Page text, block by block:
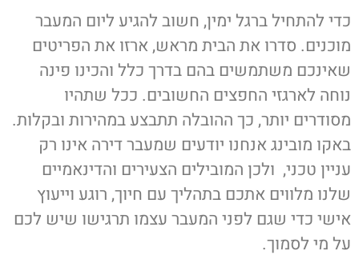
כדי להתחיל ברגל ימין, חשוב להגיע ליום המעבר
מוכנים. סדרו את הבית מראש, ארזו את הפריטים
שאינכם משתמשים בהם בדרך כלל והכינו פינה
נוחה לארגזי החפצים החשובים. ככל שתהיו
מסודרים יותר, כך ההובלה תתבצע במהירות ובקלות.
באקו מובינג אנחנו יודעים שמעבר דירה אינו רק
עניין טכני, ולכן המובילים הצעירים והדינאמיים
שלנו מלווים אתכם בתהליך עם חיוך, רוגע וייעוץ
אישי כדי שגם לפני המעבר עצמו תרגישו שיש לכם
על מי לסמוך.